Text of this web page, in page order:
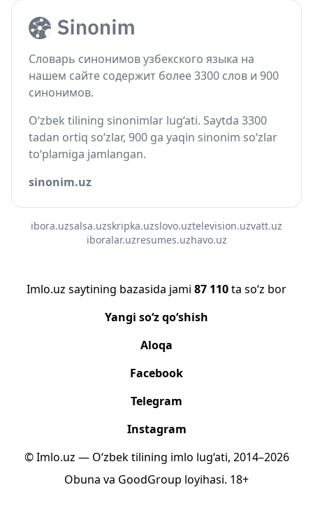
Словарь синонимов узбекского языка на
нашем сайте содержит более 3300 слов и 900
синонимов.
O‘zbek tilining sinonimlar lug‘ati. Saytda 3300
tadan ortiq so‘zlar, 900 ga yaqin sinonim so‘zlar
to‘plamiga jamlangan.
sinonim.uz
ibora.uzsalsa.uzskripka.uzslovo.uztelevision.uzvatt.uz
iboralar.uzresumes.uzhavo.uz
Imlo.uz saytining bazasida jami 87 110ta so‘z bor
Yangi so‘z qo‘shish
Aloqa
Facebook
Telegram
Instagram
© Imlo.uz — O‘zbek tilining imlo lug‘ati, 2014–2026
Obuna va GoodGroup loyihasi. 18+